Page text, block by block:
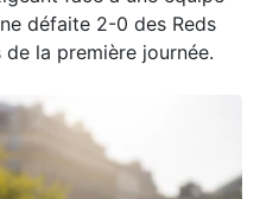
défaite 2-0 des Reds
la première journée.